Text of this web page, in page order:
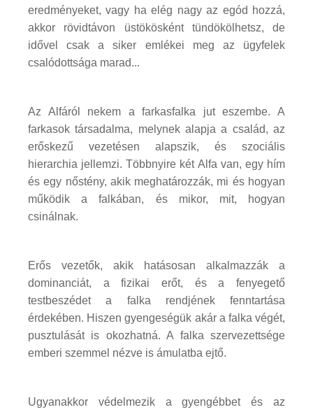
eredményeket, vagy ha elég nagy az egód hozzá,
akkor rövidtávon üstökösként tündökölhetsz, de
idővel csak a siker emlékei meg az ügyfelek
csalódottsága marad...
Az Alfáról nekem a farkasfalka jut eszembe. A
farkasok társadalma, melynek alapja a család, az
erőskezű vezetésen alapszik, és szociális
hierarchia jellemzi. Többnyire két Alfa van, egy hím
és egy nőstény, akik meghatározzák, mi és hogyan
működik a falkában, és mikor, mit, hogyan
csinálnak.
Erős vezetők, akik hatásosan alkalmazzák a
dominanciát, a fizikai erőt, és a fenyegető
testbeszédet a falka rendjének fenntartása
érdekében. Hiszen gyengeségük akár a falka végét,
pusztulását is okozhatná. A falka szervezettsége
emberi szemmel nézve is ámulatba ejtő.
Ugyanakkor védelmezik a gyengébbet és az